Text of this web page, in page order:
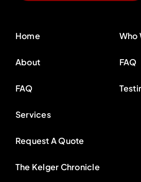
Home
About
FAQ
Services
Request A Quote
The Kelger Chronicle
Who
FAQ